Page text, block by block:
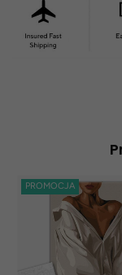
PROMOCJA